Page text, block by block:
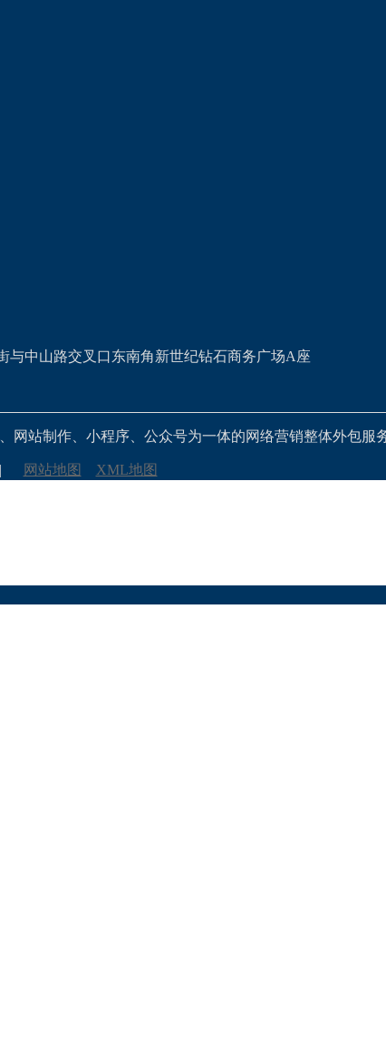
与中山路交叉口东南角新世纪钻石商务广场A座
站制作、小程序、公众号为一体的网络营销整体外包服务
网站地图 XML地图